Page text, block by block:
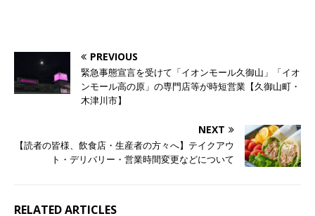
PREVIOUS
緊急事態宣言を受けて「イオンモール久御山」「イオ
ンモール高の原」の専門店等が時短営業【久御山町・
木津川市】
NEXT
【読者の皆様、飲食店・生産者の方々へ】テイクアウ
ト・デリバリー・営業時間変更などについて
RELATED ARTICLES